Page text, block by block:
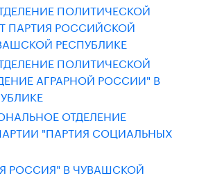
ПОЛИТИЧЕСКОЙ
ПАРТИЯ РОССИЙСКОЙ
РЕСПУБЛИКЕ
ПОЛИТИЧЕСКОЙ
АГРАРНОЙ РОССИИ" В
ОТДЕЛЕНИЕ
"ПАРТИЯ СОЦИАЛЬНЫХ
РОССИЯ" В ЧУВАШСКОЙ